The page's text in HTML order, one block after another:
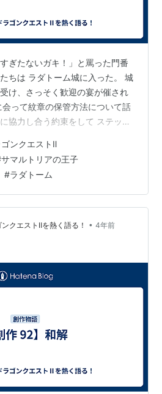
ぎたないガキ！」と罵った門番
ちは ラダトーム城に入った。 城
け、さっそく歓迎の宴が催され
って紋章の保管方法について話
協力し合う約束をして ステッカ
トームは歴史が古いだけあって
、美しい舞姫たちの剣舞も見事
れて、 海産物も豊富で新鮮だか
し美味い酒も飲みてえし、たま
ろう。 酒を飲み、次から次へと
たらふく食…
ゴンクエストⅡ
サマルトリアの王子
#ラダトーム
クエストⅡを熱く語る！ • 4年前